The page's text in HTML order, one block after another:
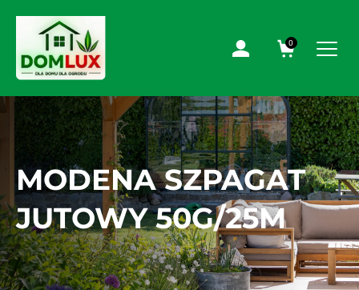
0
MODENA SZPAGAT
JUTOWY 50G/25M